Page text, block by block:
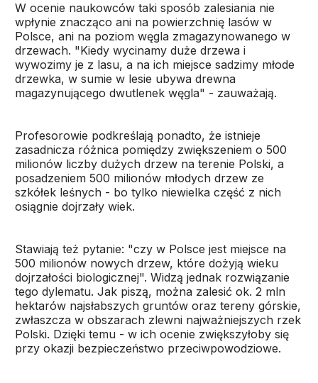
W ocenie naukowców taki sposób zalesiania nie
wpłynie znacząco ani na powierzchnię lasów w
Polsce, ani na poziom węgla zmagazynowanego w
drzewach. "Kiedy wycinamy duże drzewa i
wywozimy je z lasu, a na ich miejsce sadzimy młode
drzewka, w sumie w lesie ubywa drewna
magazynującego dwutlenek węgla" - zauważają.
Profesorowie podkreślają ponadto, że istnieje
zasadnicza różnica pomiędzy zwiększeniem o 500
milionów liczby dużych drzew na terenie Polski, a
posadzeniem 500 milionów młodych drzew ze
szkółek leśnych - bo tylko niewielka część z nich
osiągnie dojrzały wiek.
Stawiają też pytanie: "czy w Polsce jest miejsce na
500 milionów nowych drzew, które dożyją wieku
dojrzałości biologicznej". Widzą jednak rozwiązanie
tego dylematu. Jak piszą, można zalesić ok. 2 mln
hektarów najsłabszych gruntów oraz tereny górskie,
zwłaszcza w obszarach zlewni najważniejszych rzek
Polski. Dzięki temu - w ich ocenie zwiększyłoby się
przy okazji bezpieczeństwo przeciwpowodziowe.